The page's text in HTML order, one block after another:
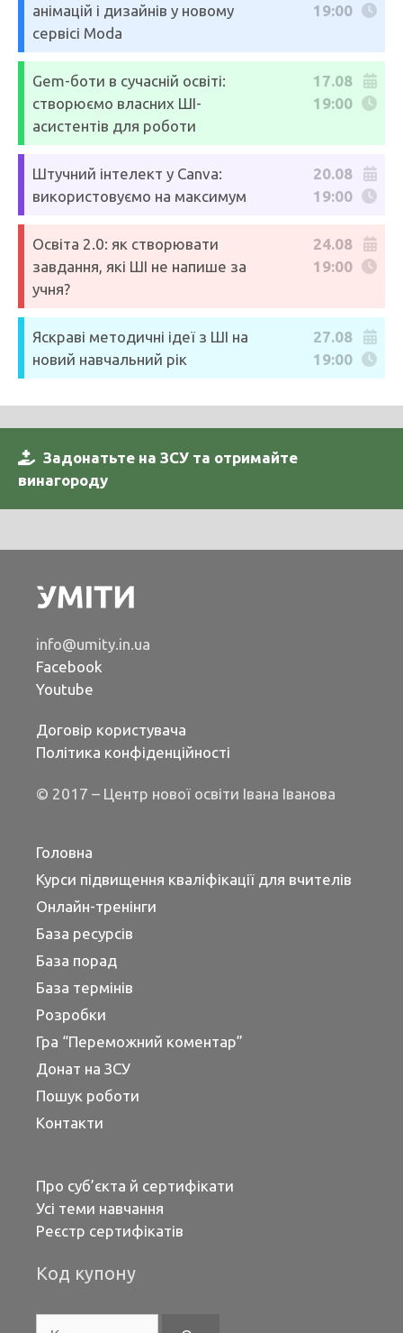
анімацій і дизайнів у новому
сервісі Moda
19:00
Gem-боти в сучасній освіті:
створюємо власних ШІ-
асистентів для роботи
17.08
19:00
Штучний інтелект у Canva:
використовуємо на максимум
20.08
19:00
Освіта 2.0: як створювати
завдання, які ШІ не напише за
учня?
24.08
19:00
Яскраві методичні ідеї з ШІ на
новий навчальний рік
27.08
19:00
Задонатьте на ЗСУ та отримайте
винагороду
info@umity.in.ua
Facebook
Youtube
Договір користувача
Політика конфіденційності
© 2017 – Центр нової освіти Івана Іванова
Головна
Курси підвищення кваліфікації для вчителів
Онлайн-тренінги
База ресурсів
База порад
База термінів
Розробки
Гра “Переможний коментар”
Донат на ЗСУ
Пошук роботи
Контакти
Про суб’єкта й сертифікати
Усі теми навчання
Реєстр сертифікатів
Код купону